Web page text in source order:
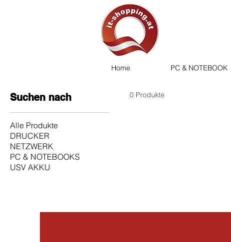
Home PC & NOTEBOOK
Suchen nach
Alle Produkte
DRUCKER
NETZWERK
PC & NOTEBOOKS
USV AKKU
0 Produkte